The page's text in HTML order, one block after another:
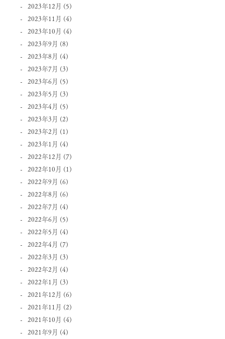
2023年12月 (5)
2023年11月 (4)
2023年10月 (4)
2023年9月 (8)
2023年8月 (4)
2023年7月 (3)
2023年6月 (5)
2023年5月 (3)
2023年4月 (5)
2023年3月 (2)
2023年2月 (1)
2023年1月 (4)
2022年12月 (7)
2022年10月 (1)
2022年9月 (6)
2022年8月 (6)
2022年7月 (4)
2022年6月 (5)
2022年5月 (4)
2022年4月 (7)
2022年3月 (3)
2022年2月 (4)
2022年1月 (3)
2021年12月 (6)
2021年11月 (2)
2021年10月 (4)
2021年9月 (4)